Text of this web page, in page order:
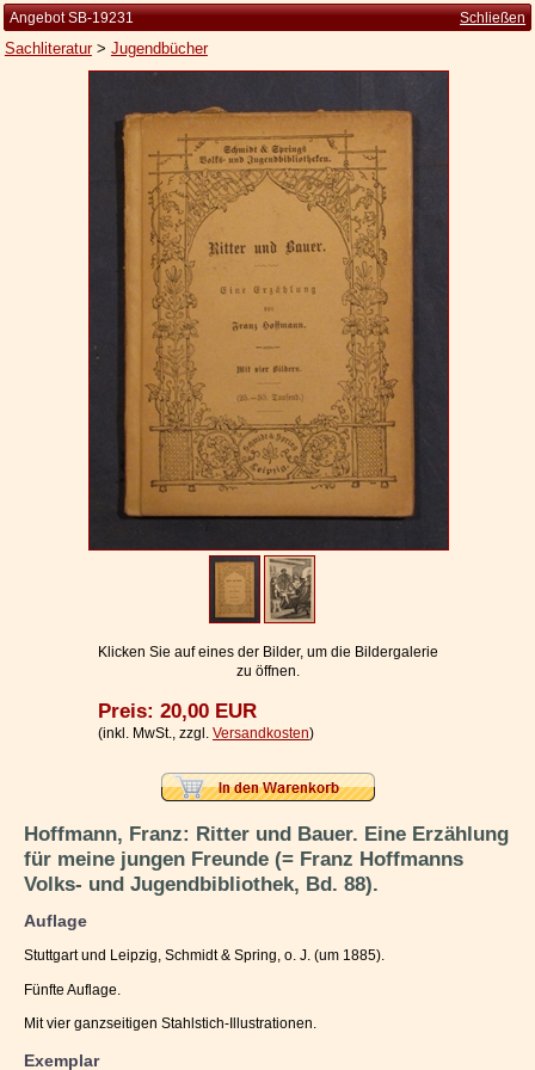
Kleine Kulturgeschichte
Die Brockhaus Auflagen
Die Meyer Auflagen
Widerrufsbelehrung
Geschäftsbedingungen
Datenschutzerklärung
Ihr Warenkorb
Angebot SB-19231 Schließen
Sachliteratur> Jugendbücher
Klicken Sie auf eines der Bilder, um die Bildergalerie
zu öffnen.
Preis: 20,00 EUR
(inkl. MwSt., zzgl. Versandkosten)
Hoffmann, Franz: Ritter und Bauer. Eine Erzählung
für meine jungen Freunde (= Franz Hoffmanns
Volks- und Jugendbibliothek, Bd. 88).
Auflage
Stuttgart und Leipzig, Schmidt & Spring, o. J. (um 1885).
Fünfte Auflage.
Mit vier ganzseitigen Stahlstich-Illustrationen.
Exemplar